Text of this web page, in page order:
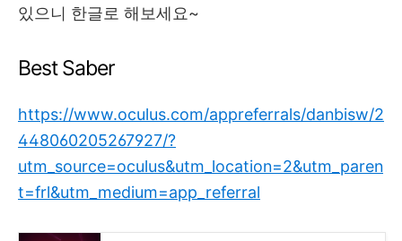
있으니 한글로 해보세요~
Best Saber
https://www.oculus.com/appreferrals/danbisw/2
448060205267927/?
utm_source=oculus&utm_location=2&utm_paren
t=frl&utm_medium=app_referral